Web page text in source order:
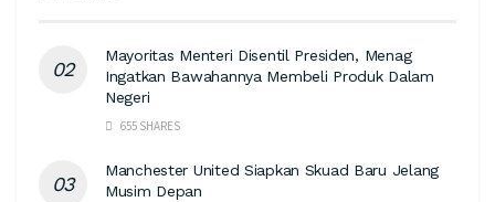
Mayoritas Menteri Disentil Presiden, Menag
Ingatkan Bawahannya Membeli Produk Dalam
Negeri
655 SHARES
Manchester United Siapkan Skuad Baru Jelang
Musim Depan